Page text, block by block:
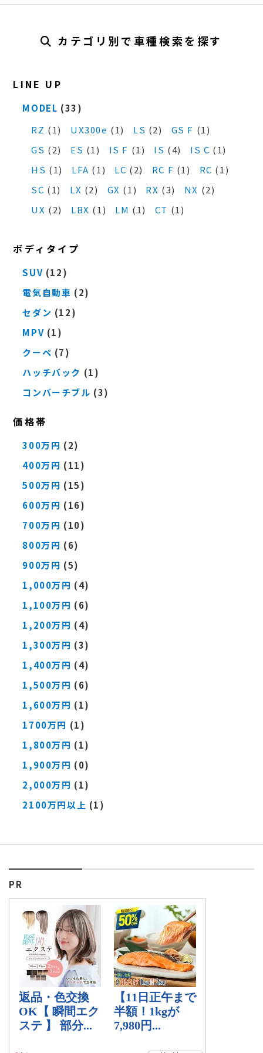
カテゴリ別で車種検索を探す
LINE UP
MODEL (33)
RZ (1) UX300e (1) LS (2) GS F (1)
GS (2) ES (1) IS F (1) IS (4) IS C (1)
HS (1) LFA (1) LC (2) RC F (1) RC (1)
SC (1) LX (2) GX (1) RX (3) NX (2)
UX (2) LBX (1) LM (1) CT (1)
ボディタイプ
SUV (12)
電気自動車 (2)
セダン (12)
MPV (1)
クーペ (7)
ハッチバック (1)
コンバーチブル (3)
価格帯
300万円 (2)
400万円 (11)
500万円 (15)
600万円 (16)
700万円 (10)
800万円 (6)
900万円 (5)
1,000万円 (4)
1,100万円 (6)
1,200万円 (4)
1,300万円 (3)
1,400万円 (4)
1,500万円 (6)
1,600万円 (1)
1700万円 (1)
1,800万円 (1)
1,900万円 (0)
2,000万円 (1)
2100万円以上 (1)
PR